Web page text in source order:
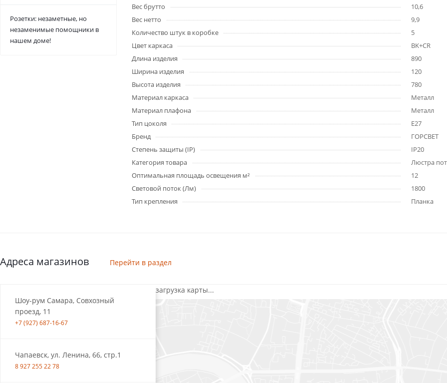
Вес брутто
10,6
Вес нетто
9,9
Количество штук в коробке
5
Цвет каркаса
BK+CR
Длина изделия
890
Ширина изделия
120
Высота изделия
780
Материал каркаса
Металл
Материал плафона
Металл
Тип цоколя
E27
Бренд
ГОРСВЕТ
Степень защиты (IP)
IP20
Категория товара
Люстра
Оптимальная площадь освещения м²
12
Световой поток (Лм)
1800
Тип крепления
Планка
Розетки: незаметные, но
незаменимые помощники в
нашем доме!
Адреса магазинов Перейти в раздел
Шоу-рум Самара, Совхозный
проезд, 11
+7 (927) 687-16-67
Чапаевск, ул. Ленина, 66, стр.1
8 927 255 22 78
загрузка карты...